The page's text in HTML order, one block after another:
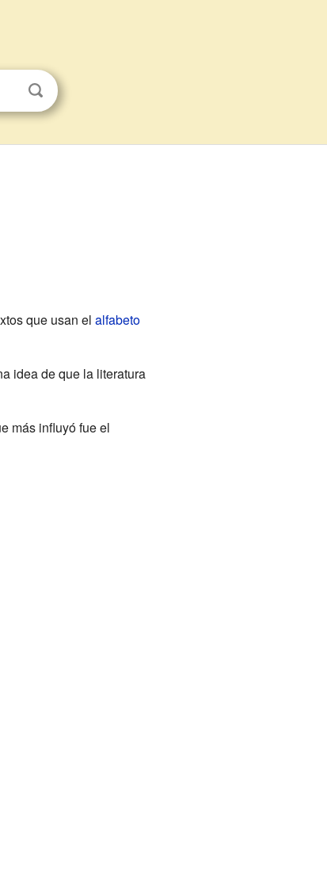
que usan el alfabeto
idea de que la literatura
más influyó fue el